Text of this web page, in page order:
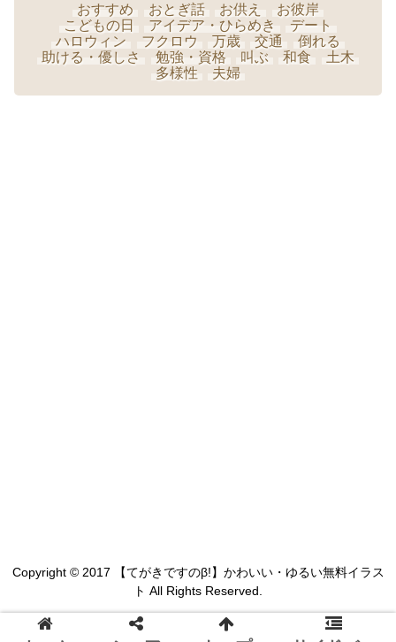
おすすめ おとぎ話 お供え
お彼岸
こどもの日
アイデア・ひらめき
デート
ハロウィン
フクロウ 万歳 交通
倒れる
助ける・優しさ
勉強・資格 叫ぶ 和食
土木
多様性
夫婦
Copyright © 2017 【てがきですのβ!】かわいい・ゆるい無料イラス
ト All Rights Reserved.